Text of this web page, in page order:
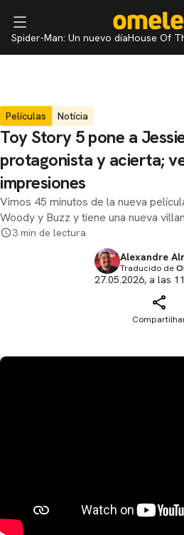
Spider-Man: Un nuevo díaHouse Of
Películas Notícia
Toy Story 5 pone a
protagonista y acierta;
impresiones
Vimos 45 minutos de la nueva
Woody y Buzz y tiene una nueva
3 min de lectura
Alexandre
Traducido de
27.05.2026, a las